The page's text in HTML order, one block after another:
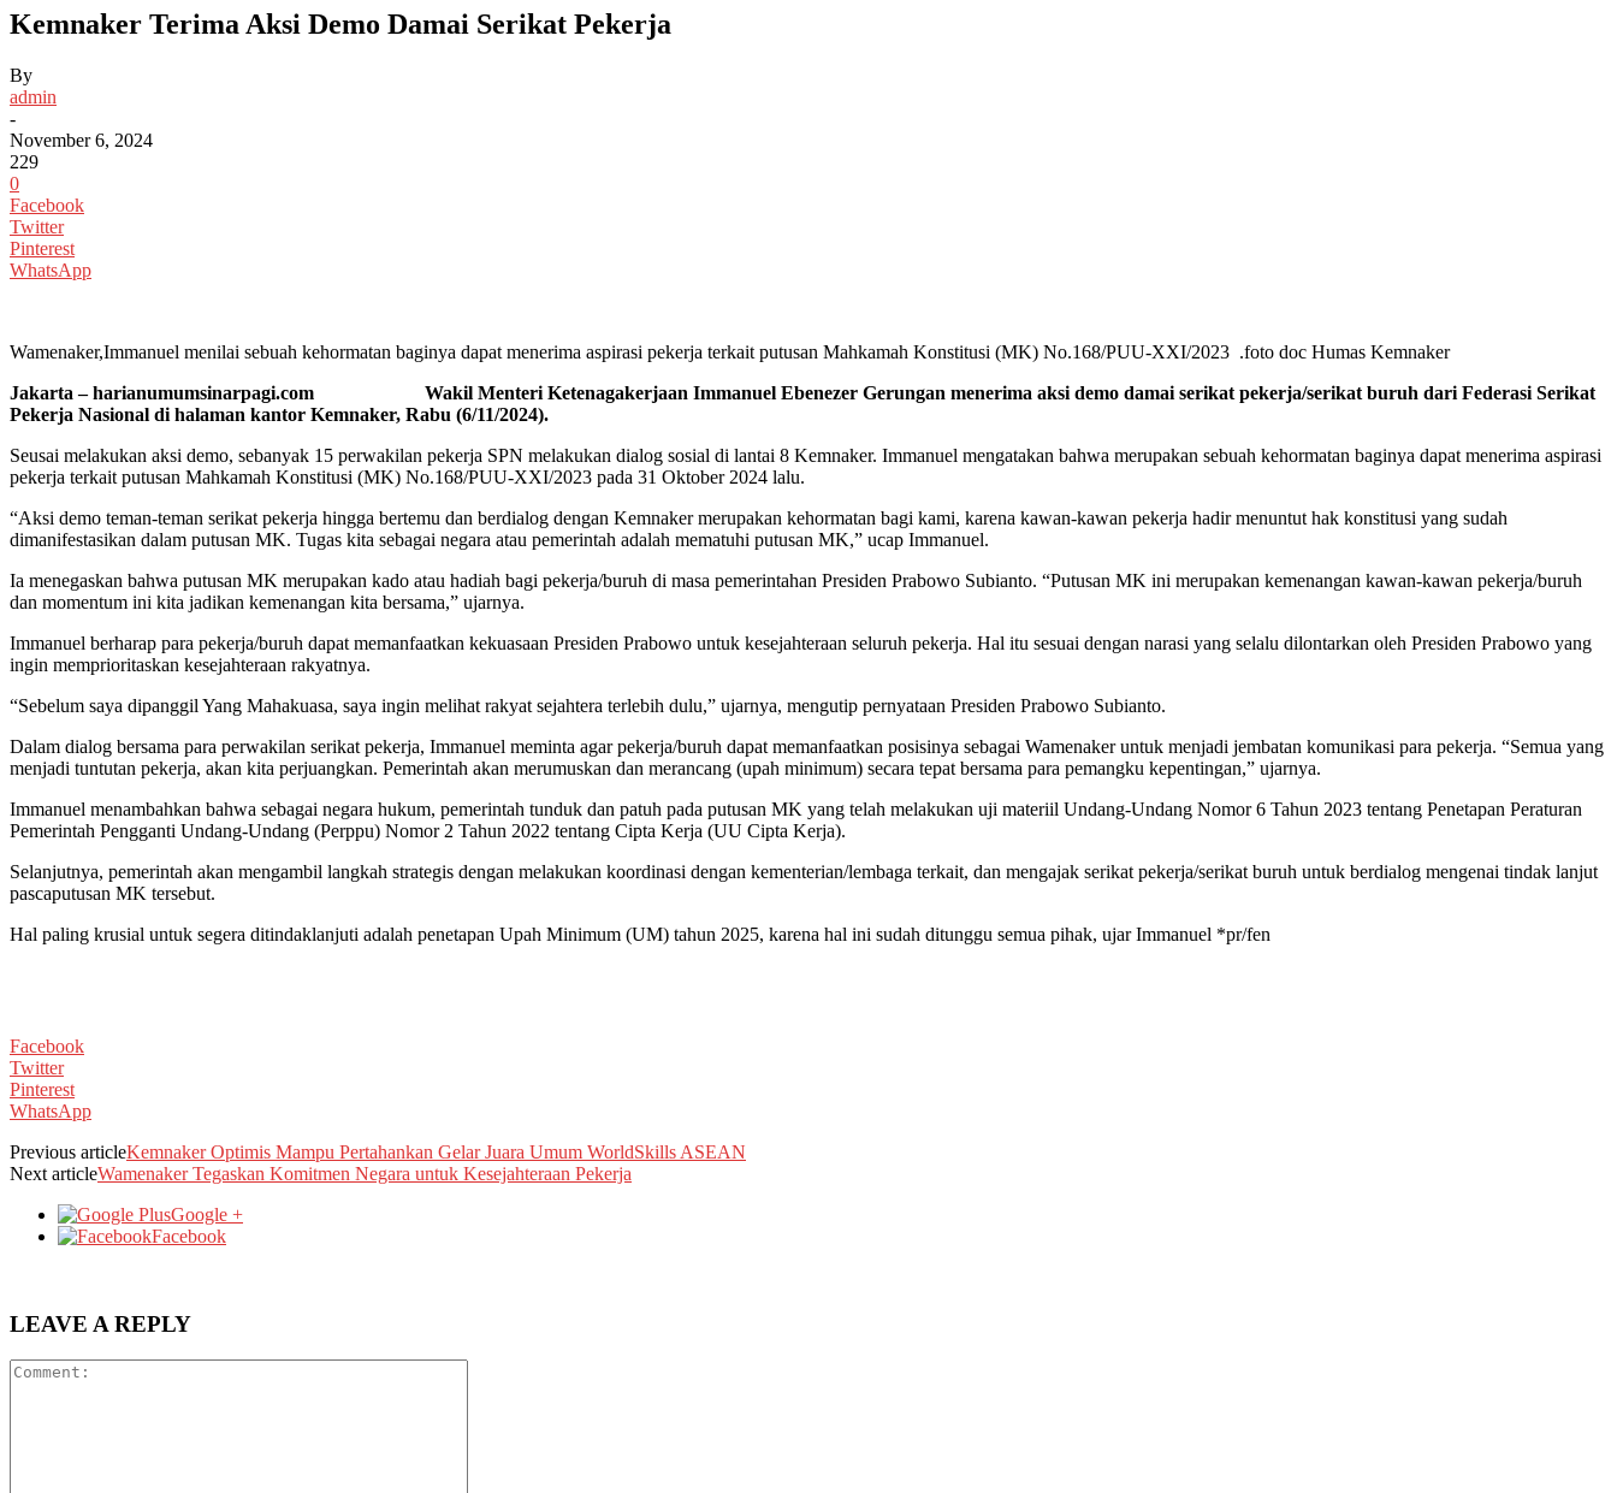
Kemnaker Terima Aksi Demo Damai Serikat Pekerja
By
admin
-
November 6, 2024
229
0
Facebook
Twitter
Pinterest
WhatsApp
Wamenaker,Immanuel menilai sebuah kehormatan baginya dapat menerima aspirasi pekerja terkait putusan Mahkamah Konstitusi (MK) No.168/PUU-XXI/2023 .foto doc Humas Kemnaker
Jakarta – harianumumsinarpagi.com Wakil Menteri Ketenagakerjaan Immanuel Ebenezer Gerungan menerima aksi demo damai serikat pekerja/serikat buruh dari Federasi Serikat
Pekerja Nasional di halaman kantor Kemnaker, Rabu (6/11/2024).
Seusai melakukan aksi demo, sebanyak 15 perwakilan pekerja SPN melakukan dialog sosial di lantai 8 Kemnaker. Immanuel mengatakan bahwa merupakan sebuah kehormatan baginya dapat menerima aspirasi
pekerja terkait putusan Mahkamah Konstitusi (MK) No.168/PUU-XXI/2023 pada 31 Oktober 2024 lalu.
“Aksi demo teman-teman serikat pekerja hingga bertemu dan berdialog dengan Kemnaker merupakan kehormatan bagi kami, karena kawan-kawan pekerja hadir menuntut hak konstitusi yang sudah
dimanifestasikan dalam putusan MK. Tugas kita sebagai negara atau pemerintah adalah mematuhi putusan MK,” ucap Immanuel.
Ia menegaskan bahwa putusan MK merupakan kado atau hadiah bagi pekerja/buruh di masa pemerintahan Presiden Prabowo Subianto. “Putusan MK ini merupakan kemenangan kawan-kawan pekerja/buruh
dan momentum ini kita jadikan kemenangan kita bersama,” ujarnya.
Immanuel berharap para pekerja/buruh dapat memanfaatkan kekuasaan Presiden Prabowo untuk kesejahteraan seluruh pekerja. Hal itu sesuai dengan narasi yang selalu dilontarkan oleh Presiden Prabowo yang
ingin memprioritaskan kesejahteraan rakyatnya.
“Sebelum saya dipanggil Yang Mahakuasa, saya ingin melihat rakyat sejahtera terlebih dulu,” ujarnya, mengutip pernyataan Presiden Prabowo Subianto.
Dalam dialog bersama para perwakilan serikat pekerja, Immanuel meminta agar pekerja/buruh dapat memanfaatkan posisinya sebagai Wamenaker untuk menjadi jembatan komunikasi para pekerja. “Semua yang
menjadi tuntutan pekerja, akan kita perjuangkan. Pemerintah akan merumuskan dan merancang (upah minimum) secara tepat bersama para pemangku kepentingan,” ujarnya.
Immanuel menambahkan bahwa sebagai negara hukum, pemerintah tunduk dan patuh pada putusan MK yang telah melakukan uji materiil Undang-Undang Nomor 6 Tahun 2023 tentang Penetapan Peraturan
Pemerintah Pengganti Undang-Undang (Perppu) Nomor 2 Tahun 2022 tentang Cipta Kerja (UU Cipta Kerja).
Selanjutnya, pemerintah akan mengambil langkah strategis dengan melakukan koordinasi dengan kementerian/lembaga terkait, dan mengajak serikat pekerja/serikat buruh untuk berdialog mengenai tindak lanjut
pascaputusan MK tersebut.
Hal paling krusial untuk segera ditindaklanjuti adalah penetapan Upah Minimum (UM) tahun 2025, karena hal ini sudah ditunggu semua pihak, ujar Immanuel *pr/fen
Facebook
Twitter
Pinterest
WhatsApp
Previous articleKemnaker Optimis Mampu Pertahankan Gelar Juara Umum WorldSkills ASEAN
Next articleWamenaker Tegaskan Komitmen Negara untuk Kesejahteraan Pekerja
Google +
Facebook
LEAVE A REPLY